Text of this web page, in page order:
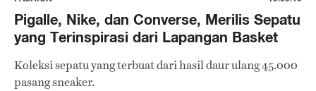
Pigalle, Nike, dan Converse, Merilis Sepatu
yang Terinspirasi dari Lapangan Basket
Koleksi sepatu yang terbuat dari hasil daur ulang 45.000
pasang sneaker.